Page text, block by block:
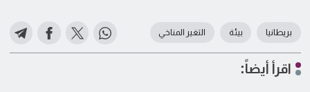
بريطانيا بيئة التغير المناخي
اقرأ أيضاً: